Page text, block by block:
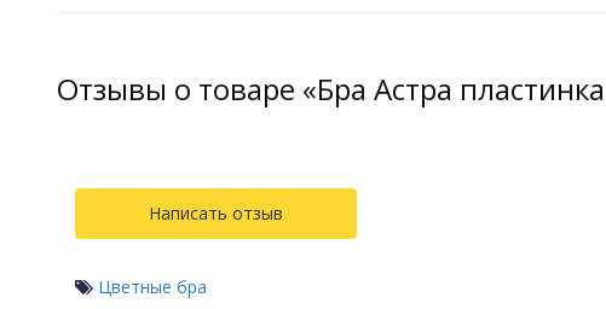
Отзывы о товаре «Бра Астра
Написать отзыв
Цветные бра